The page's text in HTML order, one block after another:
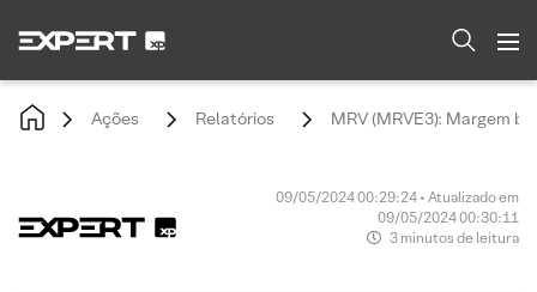
Ações Relatórios MRV (MRVE3): Margem
09/05/2024 00:29:24 • Atualizado em
09/05/2024 00:30:11
3 minutos de leitura